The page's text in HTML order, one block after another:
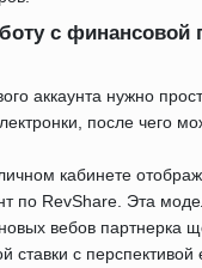
с финансовой
аккаунта нужно
после чего
кабинете
по RevShare. Эта
вебов партнерка
ставки с